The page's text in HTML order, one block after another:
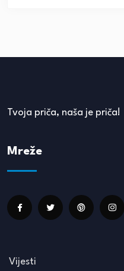
Tvoja priča, naša je priča!
Mreže
Vijesti